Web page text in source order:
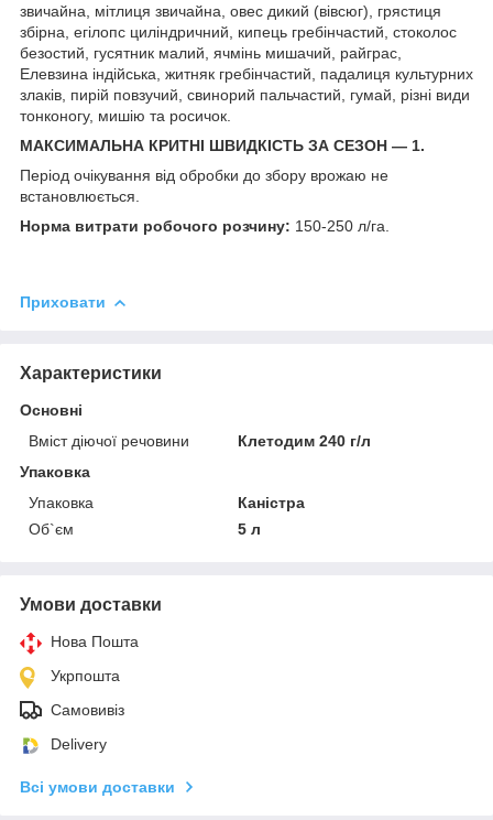
звичайна, мітлиця звичайна, овес дикий (вівсюг), грястиця
збірна, егілопс циліндричний, кипець гребінчастий, стоколос
безостий, гусятник малий, ячмінь мишачий, райграс,
Елевзина індійська, житняк гребінчастий, падалиця культурних
злаків, пирій повзучий, свинорий пальчастий, гумай, різні види
тонконогу, мишію та росичок.
МАКСИМАЛЬНА КРИТНІ ШВИДКІСТЬ ЗА СЕЗОН — 1.
Період очікування від обробки до збору врожаю не
встановлюється.
Норма витрати робочого розчину: 150-250 л/га.
Приховати
Характеристики
Основні
Вміст діючої речовини
Клетодим 240 г/л
Упаковка
Упаковка
Каністра
Об`єм
5 л
Умови доставки
Нова Пошта
Укрпошта
Самовивіз
Delivery
Всі умови доставки